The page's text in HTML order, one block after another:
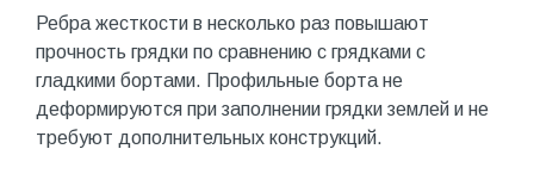
Ребра жесткости в несколько раз повышают
прочность грядки по сравнению с грядками с
гладкими бортами. Профильные борта не
деформируются при заполнении грядки землей и не
требуют дополнительных конструкций.